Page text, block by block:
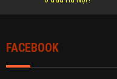
FACEBOOK